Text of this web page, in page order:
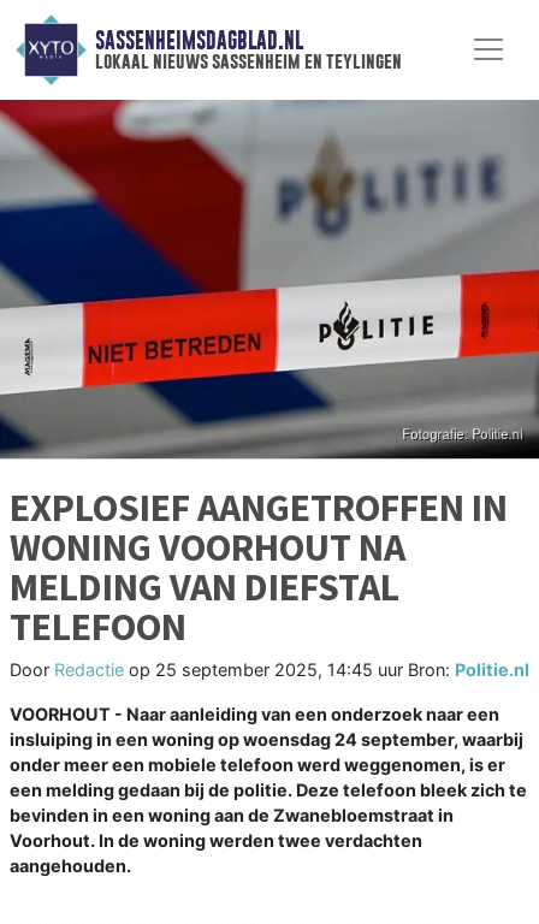
SASSENHEIMSDAGBLAD.NL
lokaal nieuws sassenheim en teylingen
EXPLOSIEF AANGETROFFEN IN
WONING VOORHOUT NA
MELDING VAN DIEFSTAL
TELEFOON
Door Redactie op 25 september 2025, 14:45 uur Bron: Politie.nl
VOORHOUT - Naar aanleiding van een onderzoek naar een
insluiping in een woning op woensdag 24 september, waarbij
onder meer een mobiele telefoon werd weggenomen, is er
een melding gedaan bij de politie. Deze telefoon bleek zich te
bevinden in een woning aan de Zwanebloemstraat in
Voorhout. In de woning werden twee verdachten
aangehouden.